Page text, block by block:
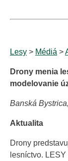
Lesy > Médiá >
Drony menia
modelovanie
Banská
Aktualita
Drony
lesníctvo.